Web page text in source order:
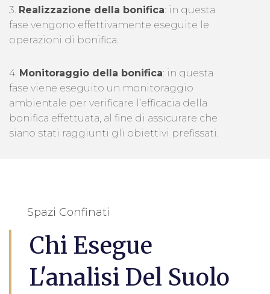
3. Realizzazione della bonifica: in questa
fase vengono effettivamente eseguite le
operazioni di bonifica.
4. Monitoraggio della bonifica: in questa
fase viene eseguito un monitoraggio
ambientale per verificare l’efficacia della
bonifica effettuata, al fine di assicurare che
siano stati raggiunti gli obiettivi prefissati.
Spazi Confinati
Chi Esegue
L'analisi Del Suolo